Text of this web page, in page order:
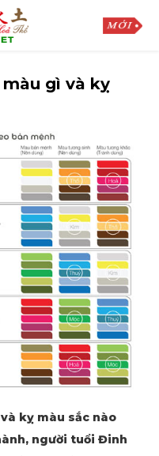
gì và kỵ
kỵ màu sắc nào
người tuổi Đinh